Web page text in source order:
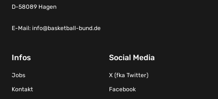
D-58089 Hagen
E-Mail: info@basketball-bund.de
Infos
Jobs
Kontakt
Social Media
X (fka Twitter)
Facebook